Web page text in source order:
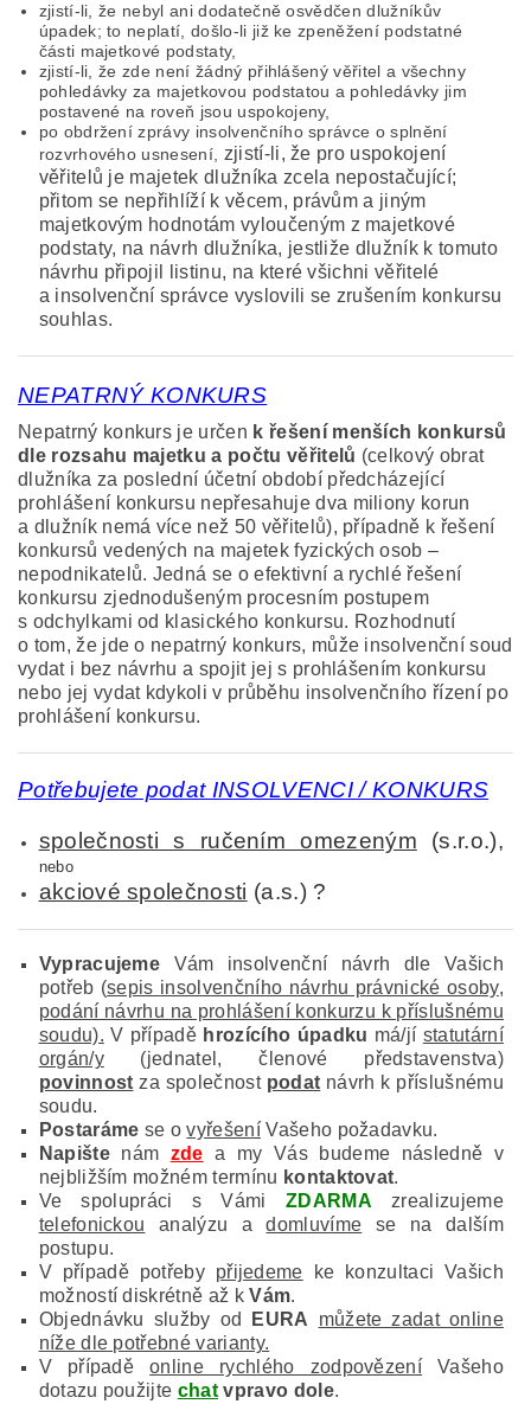
zjistí-li, že nebyl ani dodatečně osvědčen dlužníkův
úpadek; to neplatí, došlo-li již ke zpeněžení podstatné
části majetkové podstaty,
zjistí-li, že zde není žádný přihlášený věřitel a všechny
pohledávky za majetkovou podstatou a pohledávky jim
postavené na roveň jsou uspokojeny,
po obdržení zprávy insolvenčního správce o splnění
rozvrhového usnesení, zjistí-li, že pro uspokojení
věřitelů je majetek dlužníka zcela nepostačující;
přitom se nepřihlíží k věcem, právům a jiným
majetkovým hodnotám vyloučeným z majetkové
podstaty, na návrh dlužníka, jestliže dlužník k tomuto
návrhu připojil listinu, na které všichni věřitelé
a insolvenční správce vyslovili se zrušením konkursu
souhlas.
NEPATRNÝ KONKURS
Nepatrný konkurs je určen k řešení menších konkursů
dle rozsahu majetku a počtu věřitelů (celkový obrat
dlužníka za poslední účetní období předcházející
prohlášení konkursu nepřesahuje dva miliony korun
a dlužník nemá více než 50 věřitelů), případně k řešení
konkursů vedených na majetek fyzických osob –
nepodnikatelů. Jedná se o efektivní a rychlé řešení
konkursu zjednodušeným procesním postupem
s odchylkami od klasického konkursu. Rozhodnutí
o tom, že jde o nepatrný konkurs, může insolvenční soud
vydat i bez návrhu a spojit jej s prohlášením konkursu
nebo jej vydat kdykoli v průběhu insolvenčního řízení po
prohlášení konkursu.
Potřebujete podat INSOLVENCI / KONKURS
společnosti s ručením omezeným (s.r.o.),
nebo
akciové společnosti (a.s.) ?
Vypracujeme Vám insolvenční návrh dle Vašich
potřeb (sepis insolvenčního návrhu právnické osoby,
podání návrhu na prohlášení konkurzu k příslušnému
soudu). V případě hrozícího úpadku má/jí statutární
orgán/y(jednatel, členové představenstva)
povinnost za společnost podat návrh k příslušnému
soudu.
Postaráme se ovyřešeníVašeho požadavku.
Napištenám zde a my Vás budeme následně v
nejbližším možném termínu kontaktovat.
Ve spolupráci s Vámi ZDARMA zrealizujeme
telefonickou analýzu adomluvíme se na dalším
postupu.
V případě potřeby přijedeme ke konzultaci Vašich
možností diskrétně až kVám.
Objednávku služby od EURA
můžete zadat online
níže dle potřebné varianty.
V případěonline rychlého zodpovězení Vašeho
dotazu použijte chatvpravo dole.